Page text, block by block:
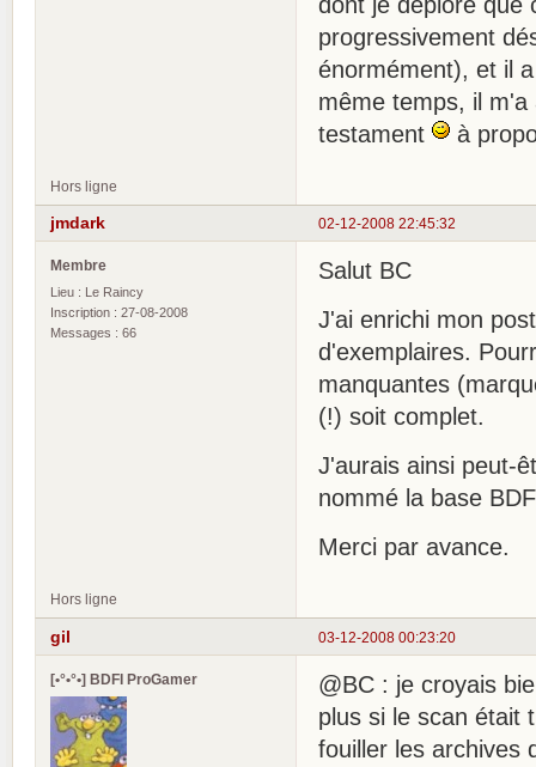
progressivement
énormément), et il
même temps, il
testament
à
Hors ligne
02-12-2008 22:45:32
jmdark
Membre
Lieu : Le Raincy
Inscription : 27-08-2008
Messages : 66
Salut BC
J'ai enrichi mon
d'exemplaires.
manquantes
(!) soit complet.
J'aurais ainsi peut-
nommé la base
Merci par avance.
Hors ligne
03-12-2008 00:23:20
gil
[•°•°•] BDFI ProGamer
@BC : je croyais
plus si le scan était
fouiller les archives